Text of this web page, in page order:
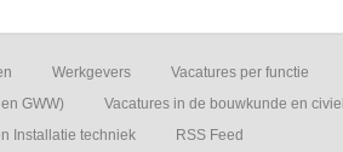
Werkgevers Vacatures per functie
GWW)
Vacatures in de bouwkunde en
Installatie techniek
RSS Feed